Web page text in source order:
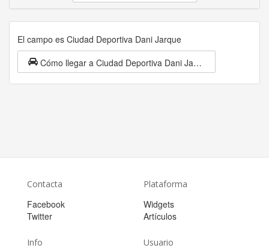
El campo es Ciudad Deportiva Dani Jarque
Cómo llegar a Ciudad Deportiva Dani Jarque
Contacta
Facebook
Twitter
Plataforma
Widgets
Artículos
Info Usuario